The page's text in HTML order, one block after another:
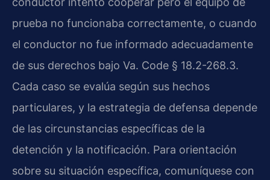
prueba no funcionaba correctamente, o cuando
el conductor no fue informado adecuadamente
de sus derechos bajo Va. Code § 18.2-268.3.
Cada caso se evalúa según sus hechos
particulares, y la estrategia de defensa depende
de las circunstancias específicas de la
detención y la notificación. Para orientación
sobre su situación específica, comuníquese con